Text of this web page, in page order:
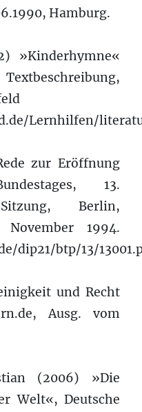
Hamburg.
»Kinderhymne«
Lernhilfen/
zur Eröffnung
13.
Berlin,
1994.
dip21/btp/13/
und Recht
Ausg. vom
(2006) »Die
Welt«, Deutsche